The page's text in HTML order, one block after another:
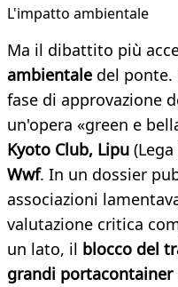
​L'impatto ambientale
Ma il dibattito più
ambientale del ponte.
fase di approvazione
un'opera «green e
Kyoto Club, Lipu
Wwf. In un dossier
associazioni
valutazione critica
un lato, il blocco del
grandi portacontainer